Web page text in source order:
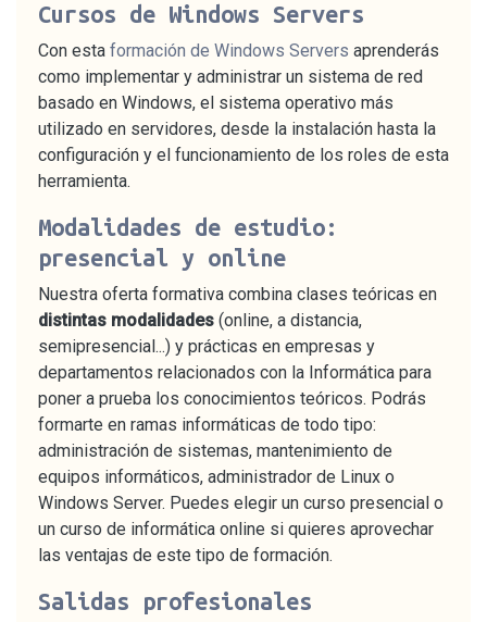
Cursos de Windows Servers
Con esta formación de Windows Servers aprenderás
como implementar y administrar un sistema de red
basado en Windows, el sistema operativo más
utilizado en servidores, desde la instalación hasta la
configuración y el funcionamiento de los roles de esta
herramienta.
Modalidades de estudio:
presencial y online
Nuestra oferta formativa combina clases teóricas en
distintas modalidades (online, a distancia,
semipresencial...) y prácticas en empresas y
departamentos relacionados con la Informática para
poner a prueba los conocimientos teóricos. Podrás
formarte en ramas informáticas de todo tipo:
administración de sistemas, mantenimiento de
equipos informáticos, administrador de Linux o
Windows Server. Puedes elegir un curso presencial o
un curso de informática online si quieres aprovechar
las ventajas de este tipo de formación.
Salidas profesionales